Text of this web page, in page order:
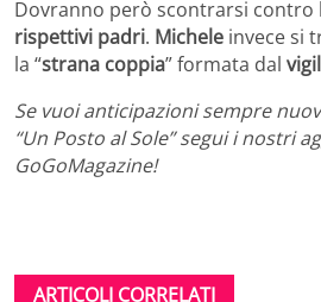
Dovranno però scontrarsi contro
rispettivi padri. Michele invece si
la “strana coppia” formata dal
Se vuoi anticipazioni sempre
“Un Posto al Sole” segui i nostri
GoGoMagazine!
ARTICOLI CORRELATI